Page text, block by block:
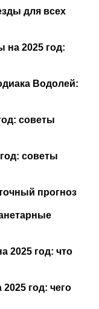
для всех
на 2025 год:
Водолей:
советы
советы
прогноз
2025 год: что
год: чего